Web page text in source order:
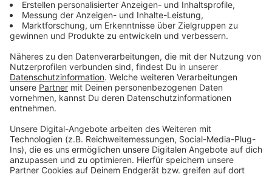
Generell wünscht sich Schulz, bald wieder auf Tour
gehen zu dürfen. Wie wahrscheinlich jeder andere
Künstler auch. Das vierte Album "IIII" würde der DJ
dabei mit Sicherheit auch zu seinem Besten geben.
Was ihm aber viel wichtiger ist als das Touring, bleibt
die Gesundheit. "D
schwierigen Zeit gesund zu bleiben. Das wünsche ich
mir wirklich für jeden Einzelnen", so Schulz. Bis der
Mann mit den 60 Sonnenbrillen wieder unterwegs ist,
vergnügen wir uns also an "IIII".